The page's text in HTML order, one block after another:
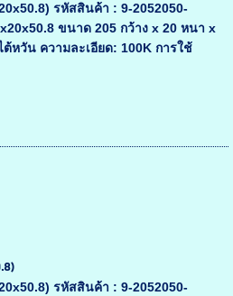
รหัสสินค้า : 9-2052050-
ขนาด 205 กว้าง x 20 หนา x
หวัน ความละเอียด: 100K การใช้
รหัสสินค้า : 9-2052050-